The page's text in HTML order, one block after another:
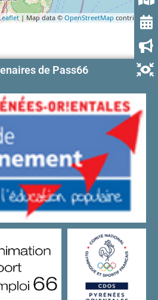
| Map data © OpenStreetMap contributors
de Pass66